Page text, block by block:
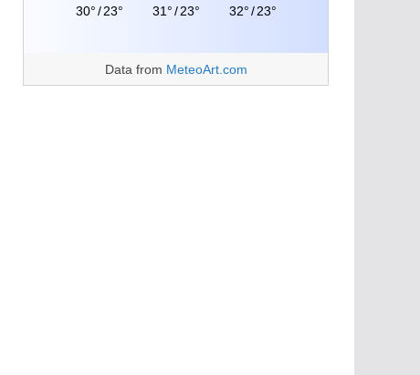
30°/ 23° 31°/ 23° 32°/ 23°
Data from MeteoArt.com